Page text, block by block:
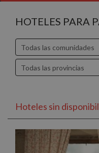
HOTELES PARA
Hoteles sin